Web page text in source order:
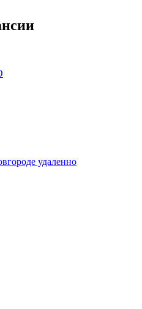
удаленно